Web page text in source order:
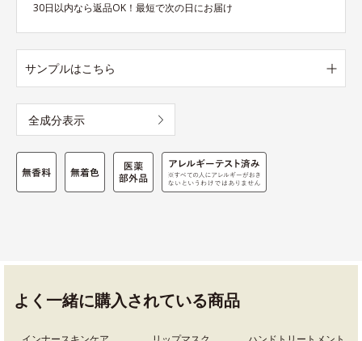
30日以内なら返品OK！最短で次の日にお届け
サンプルはこちら
全成分表示
よく一緒に購入されている商品